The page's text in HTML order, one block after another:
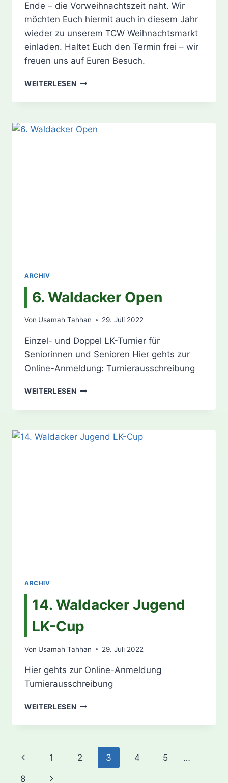
Ende – die Vorweihnachtszeit naht. Wir
möchten Euch hiermit auch in diesem Jahr
wieder zu unserem TCW Weihnachtsmarkt
einladen. Haltet Euch den Termin frei – wir
freuen uns auf Euren Besuch.
WEITERLESEN TCW
2022
ARCHIV
6. Waldacker Open
Von Usamah Tahhan 29. Juli 2022
Einzel- und Doppel LK-Turnier für
Seniorinnen und Senioren Hier gehts zur
Online-Anmeldung: Turnierausschreibung
WEITERLESEN 6.
OPEN
ARCHIV
14. Waldacker Jugend
LK-Cup
Von Usamah Tahhan 29. Juli 2022
Hier gehts zur Online-Anmeldung
Turnierausschreibung
WEITERLESEN 14.
JUGEND
Seitennavigation
Vorherige
Seite
1 2 3 4 5 …
8 Nächste